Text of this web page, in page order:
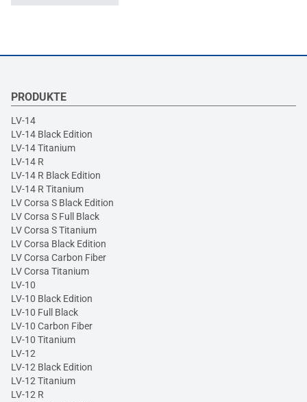
PRODUKTE
LV-14
LV-14 Black Edition
LV-14 Titanium
LV-14 R
LV-14 R Black Edition
LV-14 R Titanium
LV Corsa S Black Edition
LV Corsa S Full Black
LV Corsa S Titanium
LV Corsa Black Edition
LV Corsa Carbon Fiber
LV Corsa Titanium
LV-10
LV-10 Black Edition
LV-10 Full Black
LV-10 Carbon Fiber
LV-10 Titanium
LV-12
LV-12 Black Edition
LV-12 Titanium
LV-12 R